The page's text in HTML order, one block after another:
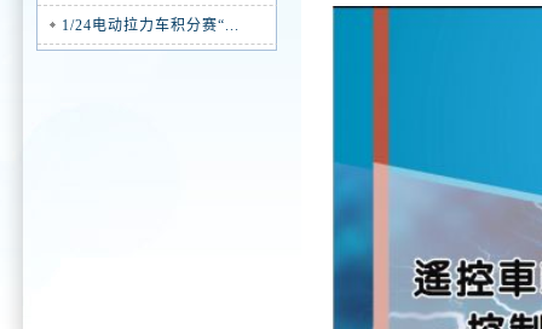
1/24电动拉力车积分赛“...